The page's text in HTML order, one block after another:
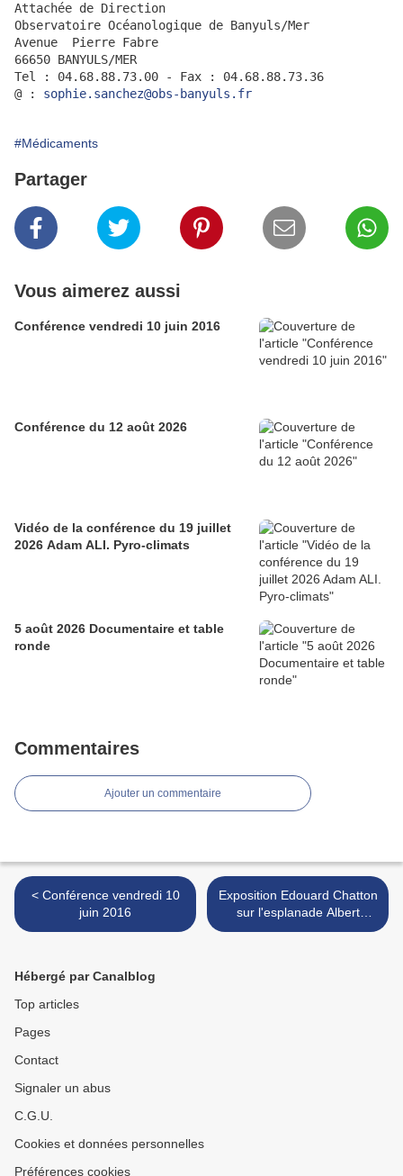
Attachée de Direction
Observatoire Océanologique de Banyuls/Mer
Avenue  Pierre Fabre
66650 BANYULS/MER
Tel : 04.68.88.73.00 - Fax : 04.68.88.73.36
@ : sophie.sanchez@obs-banyuls.fr
#Médicaments
Partager
Vous aimerez aussi
Conférence vendredi 10 juin 2016
Conférence du 12 août 2026
Vidéo de la conférence du 19 juillet
2026 Adam ALI. Pyro-climats
5 août 2026 Documentaire et table
ronde
Commentaires
Ajouter un commentaire
< Conférence vendredi 10
juin 2016
Exposition Edouard Chatton
sur l'esplanade Albert
Sagols, devant le
Hébergé par Canalblog
Top articles
Pages
Contact
Signaler un abus
C.G.U.
Cookies et données personnelles
Préférences cookies